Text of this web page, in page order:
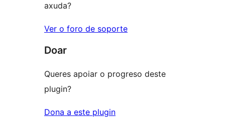
axuda?
Ver o foro de soporte
Doar
Queres apoiar o progreso deste
plugin?
Dona a este plugin